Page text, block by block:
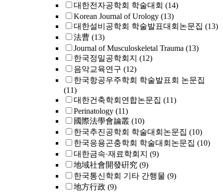
대한전자공학회 학술대회 (14)
Korean Journal of Urology (13)
대한설비공학회 학술발표대회논문집 (13)
法曹 (13)
Journal of Musculoskeletal Trauma (13)
한국정밀공학회지 (12)
음악교육연구 (12)
한국항공우주학회 학술발표회 논문집
(11)
대한건축학회연합논문집 (11)
Perinatology (11)
國際法學會論叢 (10)
한국추진공학회 학술대회논문집 (10)
한국응용곤충학회 학술대회논문집 (10)
대한금속·재료학회지 (9)
地域社會開發硏究 (9)
한국통신학회 기타 간행물 (9)
地方行政 (9)